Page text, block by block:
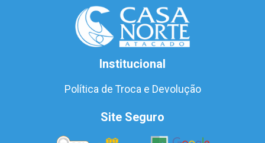
Institucional
Política de Troca e Devolução
Site Seguro